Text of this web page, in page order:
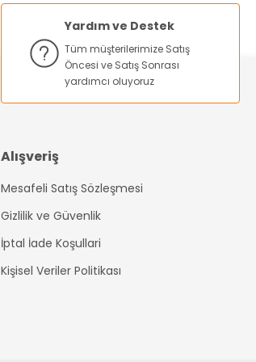
Yardım ve Destek
Tüm müşterilerimize Satış
Öncesi ve Satış Sonrası
yardımcı oluyoruz
Alışveriş
Mesafeli Satış Sözleşmesi
Gizlilik ve Güvenlik
İptal İade Koşullari
Kişisel Veriler Politikası